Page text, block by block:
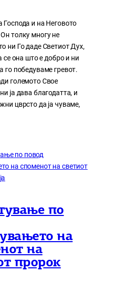
и на Неговото
толку многу нe
ни Го даде Светиот Дух,
сe она што е добро и ни
го победуваме гревот.
големото Свое
ја дава благодатта, и
цврсто да ја чуваме,
по
на
на
пророк